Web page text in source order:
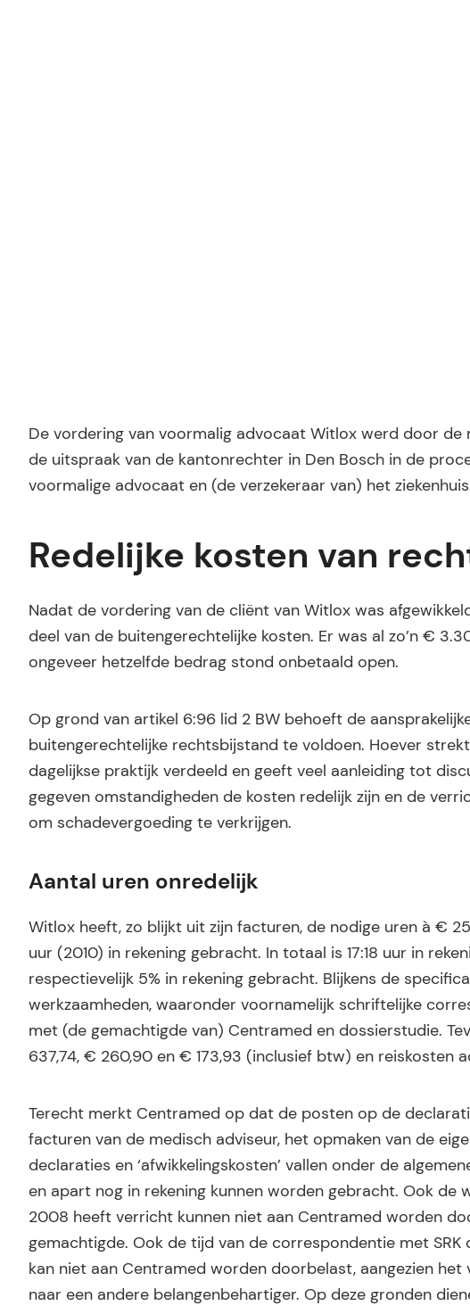
De vordering van voormalig advocaat Witlox werd door
de uitspraak van de kantonrechter in Den Bosch in de
voormalige advocaat en (de verzekeraar van) het
Redelijke kosten van
Nadat de vordering van de cliënt van Witlox was
deel van de buitengerechtelijke kosten. Er was al zo’n €
ongeveer hetzelfde bedrag stond onbetaald open.
Op grond van artikel 6:96 lid 2 BW behoeft de
buitengerechtelijke rechtsbijstand te voldoen. Hoever
dagelijkse praktijk verdeeld en geeft veel aanleiding tot
gegeven omstandigheden de kosten redelijk zijn en de
om schadevergoeding te verkrijgen.
Aantal uren onredelijk
Witlox heeft, zo blijkt uit zijn facturen, de nodige uren à €
uur (2010) in rekening gebracht. In totaal is 17:18 uur in
respectievelijk 5% in rekening gebracht. Blijkens de
werkzaamheden, waaronder voornamelijk schriftelijke
met (de gemachtigde van) Centramed en dossierstudie.
637,74, € 260,90 en € 173,93 (inclusief btw) en reiskosten
Terecht merkt Centramed op dat de posten op de
facturen van de medisch adviseur, het opmaken van de
declaraties en ‘afwikkelingskosten’ vallen onder de
en apart nog in rekening kunnen worden gebracht. Ook de
2008 heeft verricht kunnen niet aan Centramed worden
gemachtigde. Ook de tijd van de correspondentie met
kan niet aan Centramed worden doorbelast, aangezien
naar een andere belangenbehartiger. Op deze gronden